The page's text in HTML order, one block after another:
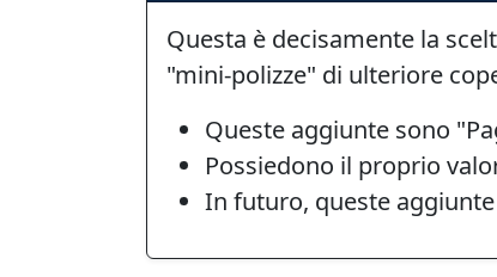
Questa è decisamente la
"mini-polizze" di ulteriore
Queste aggiunte sono
Possiedono il proprio
In futuro, queste